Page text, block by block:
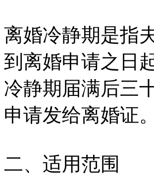
离婚冷静期是指
到离婚申请之日
冷静期届满后三
申请发给离婚证
二、适用范围